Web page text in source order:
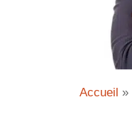
Accueil »